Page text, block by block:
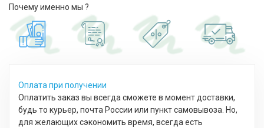
Почему именно мы ?
Оплата при получении
Оплатить заказ вы всегда сможете в момент доставки,
будь то курьер, почта России или пункт самовывоза. Но,
для желающих сэкономить время, всегда есть